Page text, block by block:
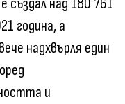
година, а
надхвърля един
и